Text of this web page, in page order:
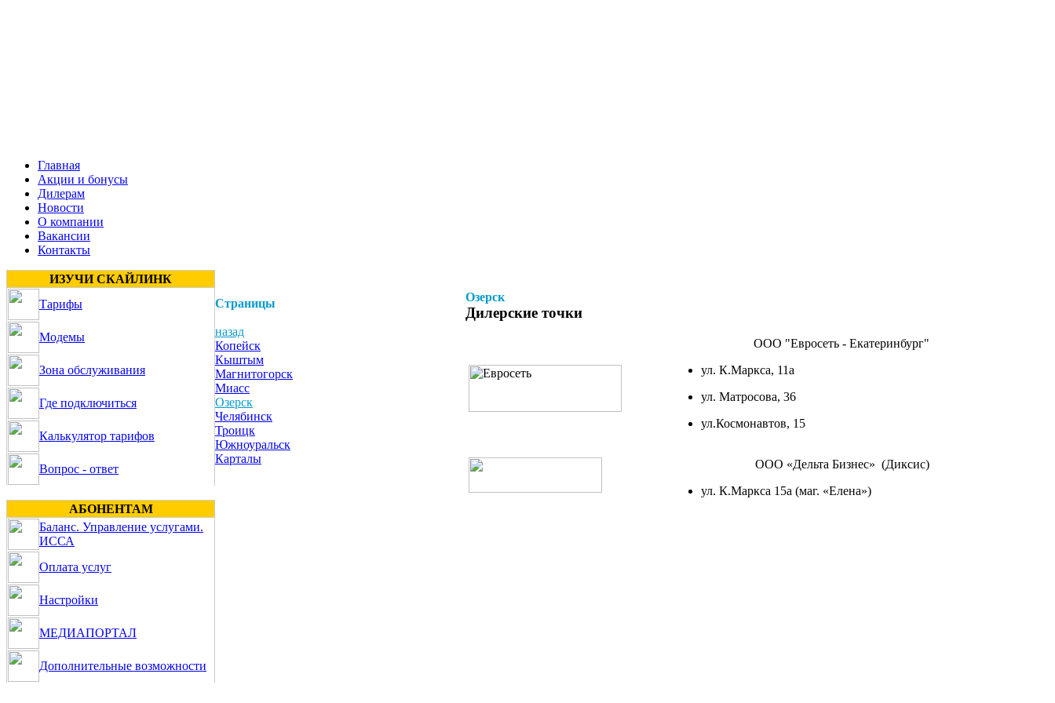
Главная
Акции и бонусы
Дилерам
Новости
О компании
Вакансии
Контакты
ИЗУЧИ СКАЙЛИНК
Тарифы
Модемы
Зона обслуживания
Где подключиться
Калькулятор тарифов
Вопрос - ответ
АБОНЕНТАМ
Баланс. Управление услугами.
ИССА
Оплата услуг
Настройки
МЕДИАПОРТАЛ
Дополнительные возможности
Страницы
назад
Копейск
Кыштым
Магнитогорск
Миасс
Озерск
Челябинск
Троицк
Южноуральск
Карталы
Озерск
Дилерские точки
ООО "Евросеть - Екатеринбург"
ул. К.Маркса, 11а
ул. Матросова, 36
ул.Космонавтов, 15
ООО «Дельта Бизнес» (Диксис)
ул. К.Маркса 15а (маг. «Елена»)